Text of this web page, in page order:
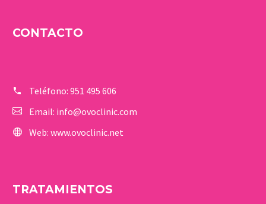
CONTACTO
Teléfono: 951 495 606
Email: info@ovoclinic.com
Web: www.ovoclinic.net
TRATAMIENTOS